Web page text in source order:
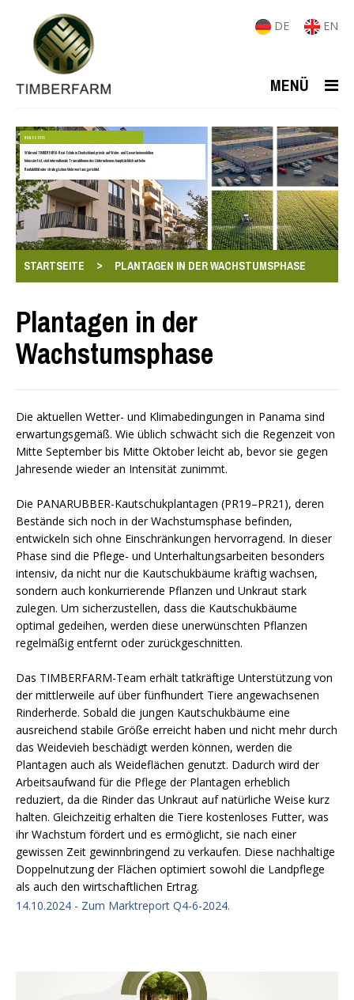
DE EN
MENÜ
REAL ESTATE
Während TIMBERFARM-Real-Estate in Deutschland primär auf Wohn- und Gewerbeimmobilien
Rentabilität oder strategischen Mehrwert ausgerichtet.
fokussiert ist, sind internationale Transaktionen des Unternehmens hauptsächlich auf hohe
STARTSEITE > PLANTAGEN IN DER WACHSTUMSPHASE
Plantagen in der
Wachstumsphase
Die aktuellen Wetter- und Klimabedingungen in Panama sind
erwartungsgemäß. Wie üblich schwächt sich die Regenzeit von
Mitte September bis Mitte Oktober leicht ab, bevor sie gegen
Jahresende wieder an Intensität zunimmt.
Die PANARUBBER-Kautschukplantagen (PR19–PR21), deren
Bestände sich noch in der Wachstumsphase befinden,
entwickeln sich ohne Einschränkungen hervorragend. In dieser
Phase sind die Pflege- und Unterhaltungsarbeiten besonders
intensiv, da nicht nur die Kautschukbäume kräftig wachsen,
sondern auch konkurrierende Pflanzen und Unkraut stark
zulegen. Um sicherzustellen, dass die Kautschukbäume
optimal gedeihen, werden diese unerwünschten Pflanzen
regelmäßig entfernt oder zurückgeschnitten.
Das TIMBERFARM-Team erhält tatkräftige Unterstützung von
der mittlerweile auf über fünfhundert Tiere angewachsenen
Rinderherde. Sobald die jungen Kautschukbäume eine
ausreichend stabile Größe erreicht haben und nicht mehr durch
das Weidevieh beschädigt werden können, werden die
Plantagen auch als Weideflächen genutzt. Dadurch wird der
Arbeitsaufwand für die Pflege der Plantagen erheblich
reduziert, da die Rinder das Unkraut auf natürliche Weise kurz
halten. Gleichzeitig erhalten die Tiere kostenloses Futter, was
ihr Wachstum fördert und es ermöglicht, sie nach einer
gewissen Zeit gewinnbringend zu verkaufen. Diese nachhaltige
Doppelnutzung der Flächen optimiert sowohl die Landpflege
als auch den wirtschaftlichen Ertrag.
14.10.2024 - Zum Marktreport Q4-6-2024.